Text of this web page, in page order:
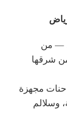
— من
شرقها
مجهزة
وسلالم